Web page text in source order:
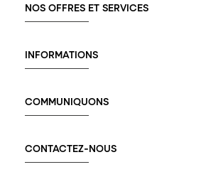
NOS OFFRES ET SERVICES
INFORMATIONS
COMMUNIQUONS
CONTACTEZ-NOUS